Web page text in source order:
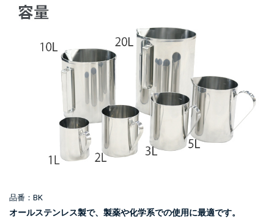
品番：BK
オールステンレス製で、製薬や化学系での使用に最適です。